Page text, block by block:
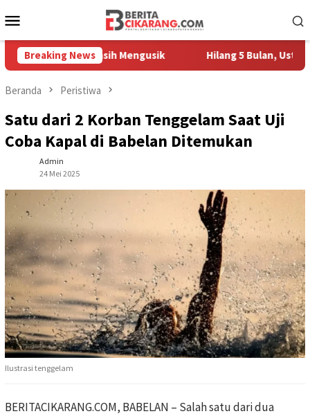
ke
Mobile
Breaking News
Masih Mengusik Hilang 5 Bulan, Ustadz Ujang
Beranda Peristiwa
Satu dari 2 Korban Tenggelam Saat Uji
Coba Kapal di Babelan Ditemukan
Admin
24 Mei 2025
Ilustrasi tenggelam
BERITACIKARANG.COM, BABELAN – Salah satu dari dua